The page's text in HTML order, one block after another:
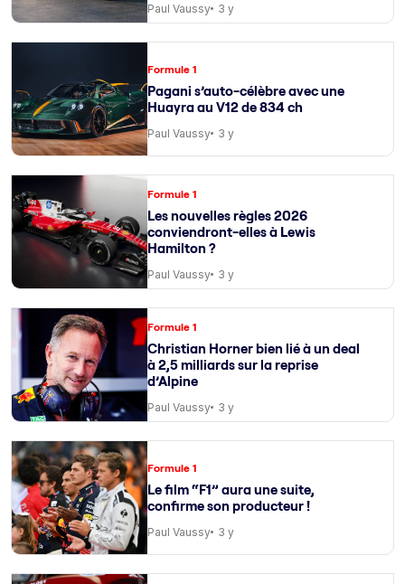
Paul Vaussy 3 y
Formule 1
Pagani s’auto-célèbre avec une
Huayra au V12 de 834 ch
Paul Vaussy 3 y
Formule 1
Les nouvelles règles 2026
conviendront-elles à Lewis
Hamilton ?
Paul Vaussy 3 y
Formule 1
Christian Horner bien lié à un deal
à 2,5 milliards sur la reprise
d’Alpine
Paul Vaussy 3 y
Formule 1
Le film “F1” aura une suite,
confirme son producteur !
Paul Vaussy 3 y